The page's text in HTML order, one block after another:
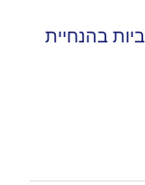
בהנחיית